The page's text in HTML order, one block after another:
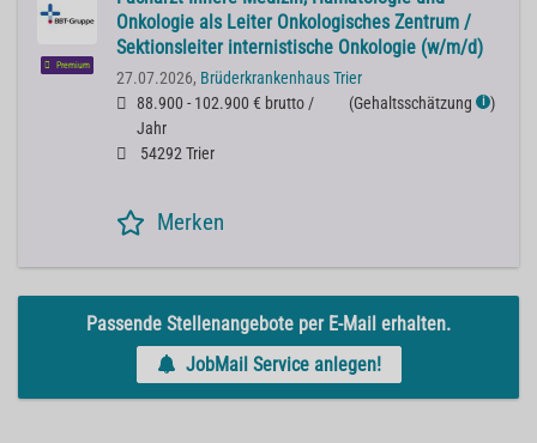
Premium
Onkologie als Leiter Onkologisches Zentrum /
Sektionsleiter internistische Onkologie (w/m/d)
27.07.2026, Brüderkrankenhaus Trier
88.900 - 102.900 € brutto /
Jahr
(Gehaltsschätzung ℹ )
54292 Trier
Merken
Passende Stellenangebote per E-Mail erhalten.
JobMail Service anlegen!